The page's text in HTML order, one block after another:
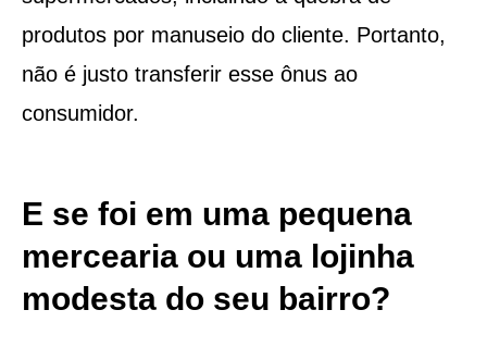
produtos por manuseio do cliente. Portanto,
não é justo transferir esse ônus ao
consumidor.
E se foi em uma pequena
mercearia ou uma lojinha
modesta do seu bairro?